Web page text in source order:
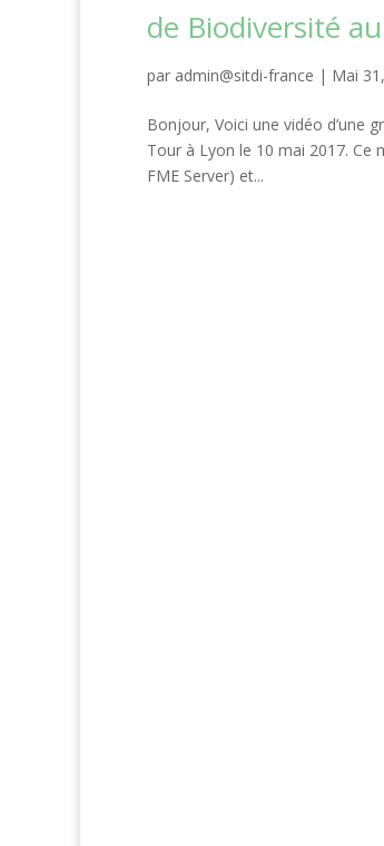
de Biodiversité
par admin@sitdi-france | Mai
Bonjour, Voici une vidéo d’une
Tour à Lyon le 10 mai 2017.
FME Server) et...